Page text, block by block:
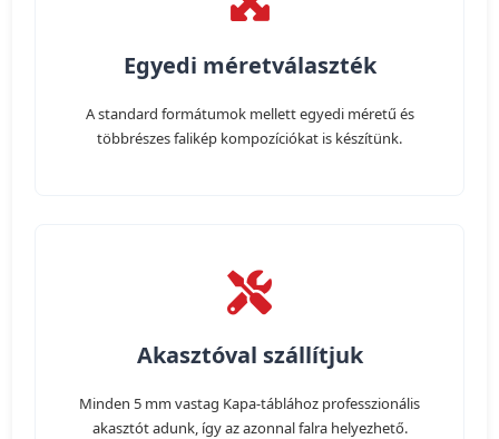
Egyedi méretválaszték
A standard formátumok mellett egyedi méretű és
többrészes falikép kompozíciókat is készítünk.
Akasztóval szállítjuk
Minden 5 mm vastag Kapa-táblához professzionális
akasztót adunk, így az azonnal falra helyezhető.